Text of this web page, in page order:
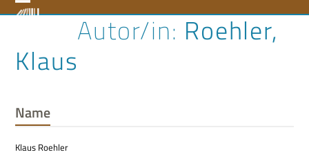
to Open
menu
Close
menu
Roehler,
Klaus
Name
Klaus Roehler